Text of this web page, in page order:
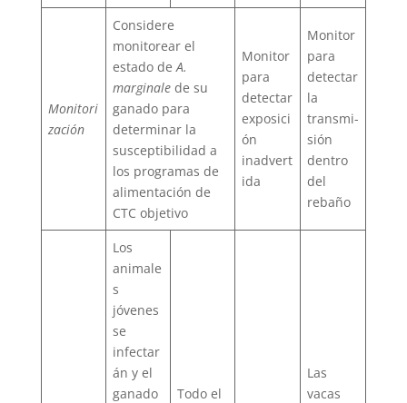
Monitori
zación
Considere
monitorear el
estado de A.
marginalede su
ganado para
determinar la
susceptibilidad a
los programas de
alimentación de
CTC objetivo
Monitor
para
detectar
exposici
ón
inadvert
ida
Monitor
para
detectar
la
transmi-
sión
dentro
del
rebaño
Los
animale
s
jóvenes
se
infectar
án y el
ganado
Todo el
Las
vacas